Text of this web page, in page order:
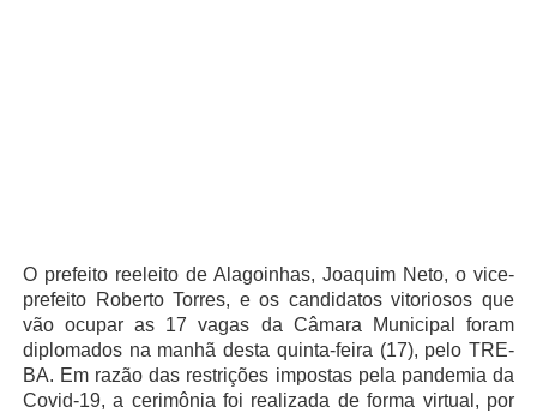
O prefeito reeleito de Alagoinhas, Joaquim Neto, o vice-
prefeito Roberto Torres, e os candidatos vitoriosos que
vão ocupar as 17 vagas da Câmara Municipal foram
diplomados na manhã desta quinta-feira (17), pelo TRE-
BA. Em razão das restrições impostas pela pandemia da
Covid-19, a cerimônia foi realizada de forma virtual, por